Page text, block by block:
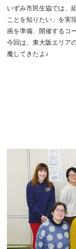
いずみ市民生協では、
ことを知りたい」を実
画を準備、開催するコ
今回は、東大阪エリア
魔してきたよ♪